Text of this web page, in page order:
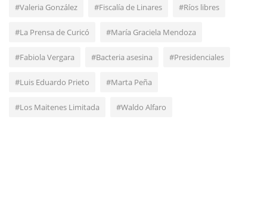
#Valeria González #Fiscalía de Linares #Ríos libres
#La Prensa de Curicó #María Graciela Mendoza
#Fabiola Vergara #Bacteria asesina #Presidenciales
#Luis Eduardo Prieto #Marta Peña
#Los Maitenes Limitada #Waldo Alfaro